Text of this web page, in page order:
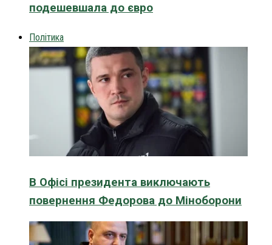
подешевшала до євро
Політика
В Офісі президента виключають
повернення Федорова до Міноборони